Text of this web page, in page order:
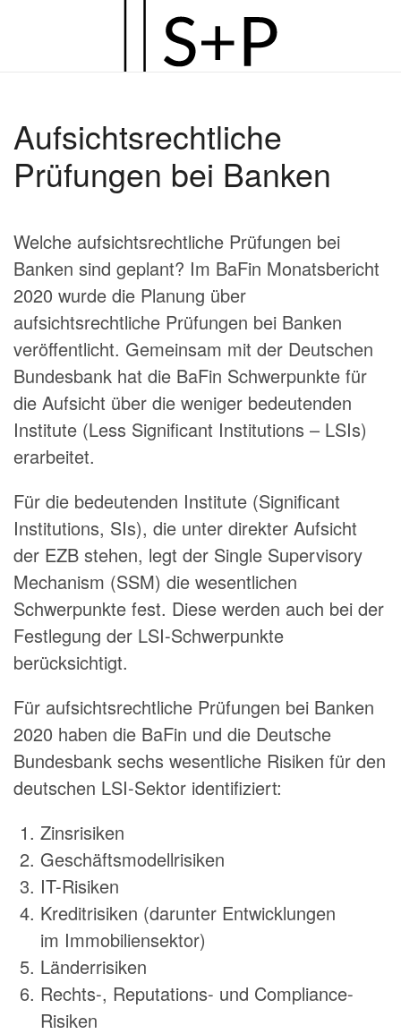
Hauptinhalt
Aufsichtsrechtliche
Prüfungen bei Banken
Welche aufsichtsrechtliche Prüfungen bei
Banken sind geplant? Im BaFin Monatsbericht
2020 wurde die Planung über
aufsichtsrechtliche Prüfungen bei Banken
veröffentlicht. Gemeinsam mit der Deutschen
Bundesbank hat die BaFin Schwerpunkte für
die Aufsicht über die weniger bedeutenden
Institute (Less Significant Institutions – LSIs)
erarbeitet.
Für die bedeutenden Institute (Significant
Institutions, SIs), die unter direkter Auf­sicht
der EZB stehen, legt der Single Supervisory
Mechanism (SSM) die wesentlichen
Schwerpunkte fest. Diese werden auch bei der
Festlegung der LSI-Schwerpunkte
berücksichtigt.
Für aufsichtsrechtliche Prüfungen bei Banken
2020 haben die BaFin und die Deutsche
Bundesbank sechs wesentliche Risiken für den
deutschen LSI-Sektor identifiziert:
Zinsrisiken
Geschäftsmodellrisiken
IT-Risiken
Kreditrisiken (darunter Entwicklungen
im Immobiliensektor)
Länderrisiken
Rechts-, Reputations- und Compliance-
Risiken